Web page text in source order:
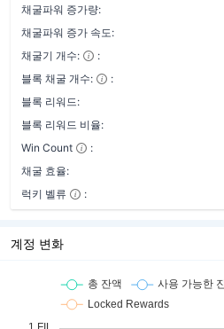
채굴파워 증가량:
채굴파워 증가 속도:
채굴기 개수:
:
블록 채굴 개수:
:
블록 리워드:
블록 리워드 비율:
Win Count
:
채굴 효율:
럭키 벨류
:
계정 변화